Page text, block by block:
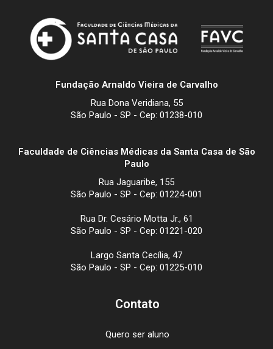
Fundação Arnaldo Vieira de Carvalho
Rua Dona Veridiana, 55
São Paulo - SP - Cep: 01238-010
Faculdade de Ciências Médicas da Santa Casa de São
Paulo
Rua Jaguaribe, 155
São Paulo - SP - Cep: 01224-001
Rua Dr. Cesário Motta Jr., 61
São Paulo - SP - Cep: 01221-020
Largo Santa Cecília, 47
São Paulo - SP - Cep: 01225-010
Contato
Quero ser aluno